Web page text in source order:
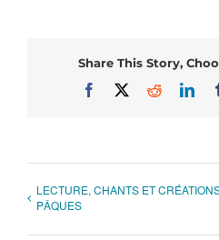
Share This Story,
Facebook
X Reddit
LECTURE, CHANTS ET
PÂQUES